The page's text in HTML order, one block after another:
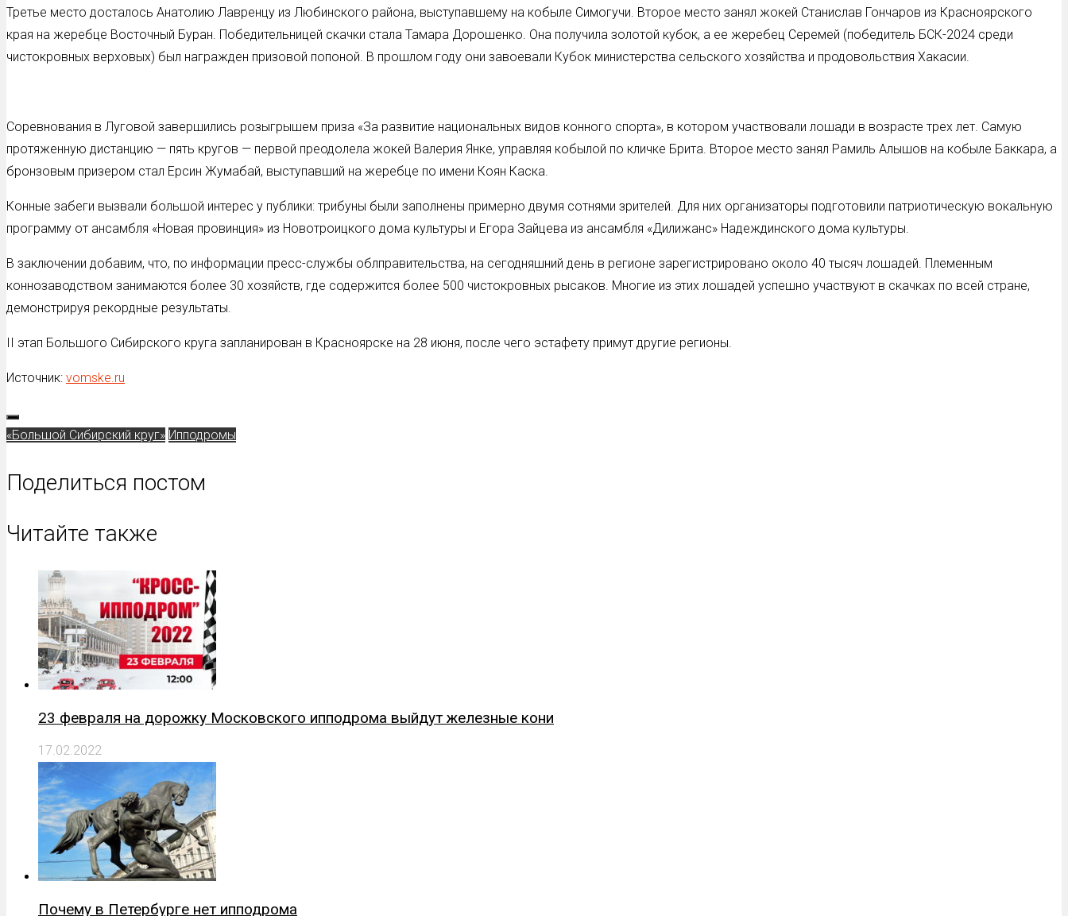
Третье место досталось Анатолию Лавренцу из Любинского района, выступавшему на кобыле Симогучи. Второе место занял жокей Станислав Гончаров из Красноярского
края на жеребце Восточный Буран. Победительницей скачки стала Тамара Дорошенко. Она получила золотой кубок, а ее жеребец Серемей (победитель БСК-2024 среди
чистокровных верховых) был награжден призовой попоной. В прошлом году они завоевали Кубок министерства сельского хозяйства и продовольствия Хакасии.
Соревнования в Луговой завершились розыгрышем приза «За развитие национальных видов конного спорта», в котором участвовали лошади в возрасте трех лет. Самую
протяженную дистанцию — пять кругов — первой преодолела жокей Валерия Янке, управляя кобылой по кличке Брита. Второе место занял Рамиль Алышов на кобыле Баккара, а
бронзовым призером стал Ерсин Жумабай, выступавший на жеребце по имени Коян Каска.
Конные забеги вызвали большой интерес у публики: трибуны были заполнены примерно двумя сотнями зрителей. Для них организаторы подготовили патриотическую вокальную
программу от ансамбля «Новая провинция» из Новотроицкого дома культуры и Егора Зайцева из ансамбля «Дилижанс» Надеждинского дома культуры.
В заключении добавим, что, по информации пресс-службы облправительства, на сегодняшний день в регионе зарегистрировано около 40 тысяч лошадей. Племенным
коннозаводством занимаются более 30 хозяйств, где содержится более 500 чистокровных рысаков. Многие из этих лошадей успешно участвуют в скачках по всей стране,
демонстрируя рекордные результаты.
II этап Большого Сибирского круга запланирован в Красноярске на 28 июня, после чего эстафету примут другие регионы.
Источник: vomske.ru
«Большой Сибирский круг» Ипподромы
Поделиться постом
Читайте также
23 февраля на дорожку Московского ипподрома выйдут железные кони
17.02.2022
Почему в Петербурге нет ипподрома